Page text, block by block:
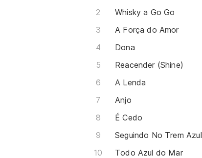
Whisky a Go Go
A Força do Amor
Dona
Reacender (Shine)
A Lenda
Anjo
É Cedo
Seguindo No Trem Azul
Todo Azul do Mar